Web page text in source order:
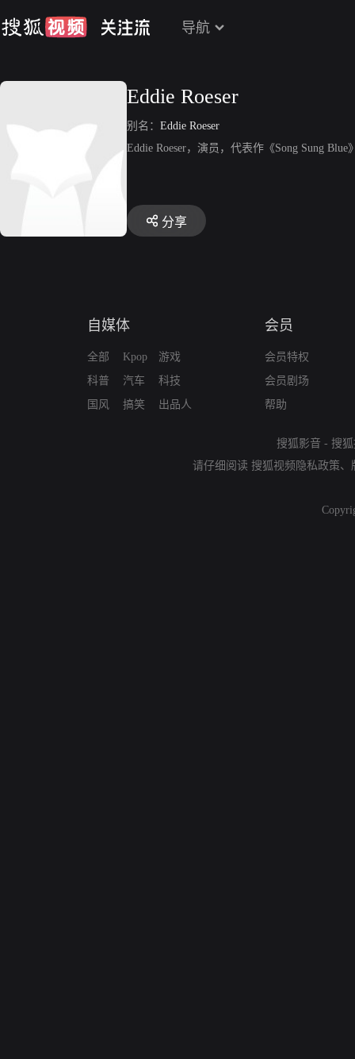
导航
Eddie Roeser
别名： Eddie Roeser
Eddie Roeser，演员，代表作《Song Sung Blue
分享
自媒体
全部
科普
国风
Kpop
汽车
搞笑
游戏
科技
出品人
会员
会员特权
会员剧场
帮助
搜狐影音 - 搜
请仔细阅读 搜狐视频隐私政策、